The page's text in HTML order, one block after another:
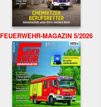
FEUERWEHR-MAGAZIN 5/2026